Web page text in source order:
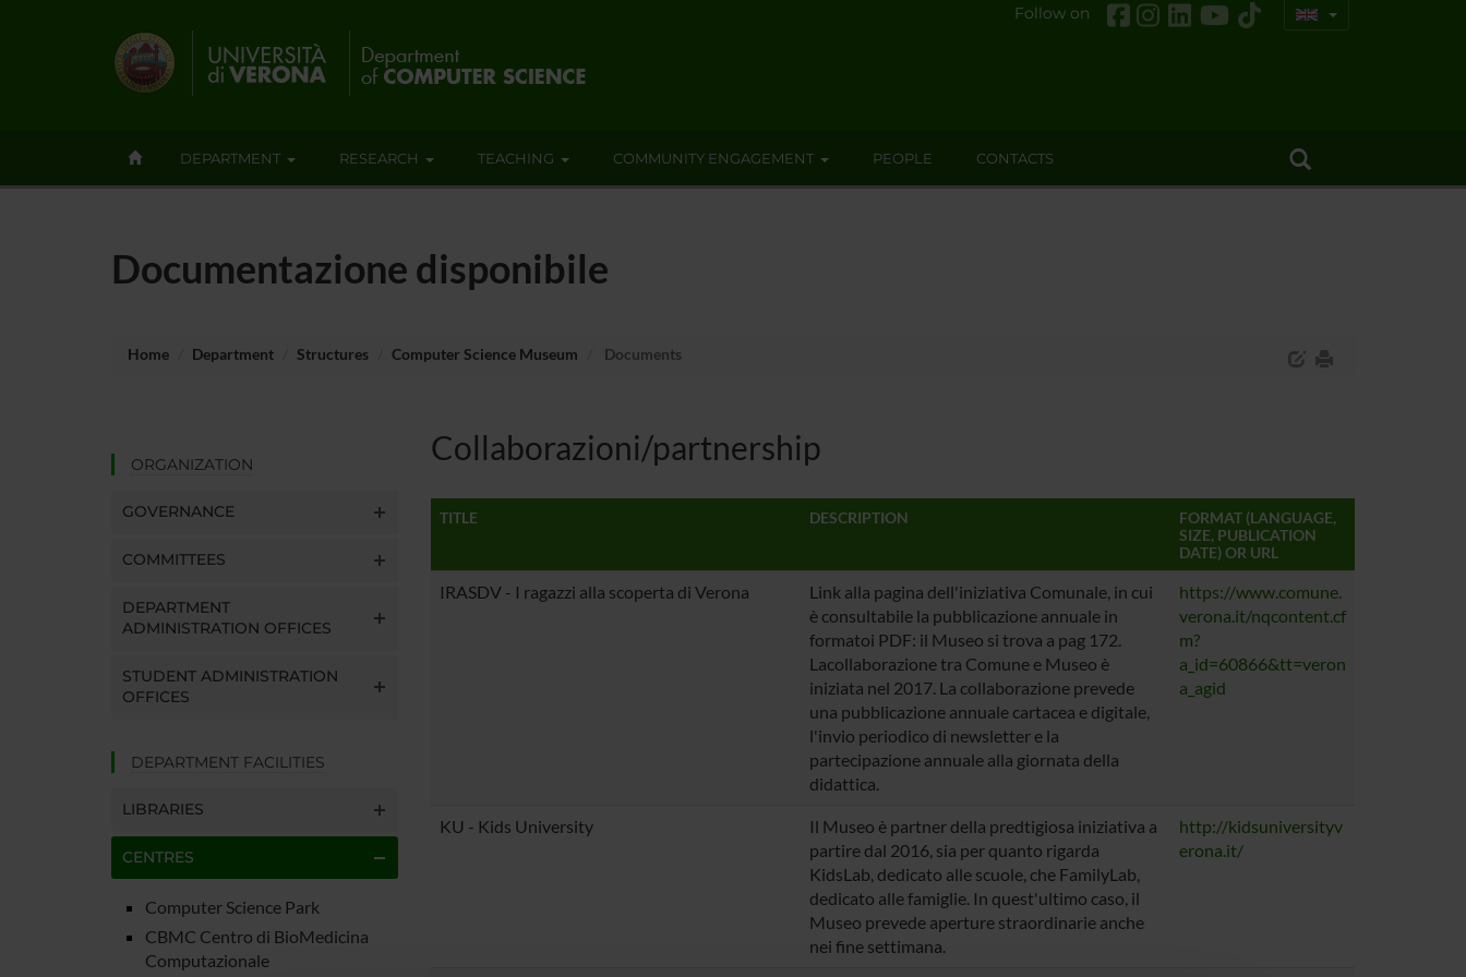
Follow on
DEPARTMENT RESEARCH TEACHING COMMUNITY ENGAGEMENT PEOPLE CONTACTS
Documentazione disponibile
Home Department Structures Computer Science Museum Documents
ORGANIZATION
GOVERNANCE
COMMITTEES
DEPARTMENT
ADMINISTRATION OFFICES
STUDENT ADMINISTRATION
OFFICES
DEPARTMENT FACILITIES
LIBRARIES
CENTRES
Computer Science Park
CBMC Centro di BioMedicina
Computazionale
Collaborazioni/partnership
TITLE DESCRIPTION
FORMAT (LANGUAGE,
SIZE, PUBLICATION
DATE) OR URL
IRASDV - I ragazzi alla scoperta di Verona
Link alla pagina dell'iniziativa Comunale, in cui
è consultabile la pubblicazione annuale in
formatoi PDF: il Museo si trova a pag 172.
Lacollaborazione tra Comune e Museo è
iniziata nel 2017. La collaborazione prevede
una pubblicazione annuale cartacea e digitale,
l'invio periodico di newsletter e la
partecipazione annuale alla giornata della
didattica.
https://www.comune.
verona.it/nqcontent.cf
m?
a_id=60866&tt=veron
a_agid
KU - Kids University
Il Museo è partner della predtigiosa iniziativa a
partire dal 2016, sia per quanto rigarda
KidsLab, dedicato alle scuole, che FamilyLab,
dedicato alle famiglie. In quest'ultimo caso, il
Museo prevede aperture straordinarie anche
nei fine settimana.
http://kidsuniversityv
erona.it/